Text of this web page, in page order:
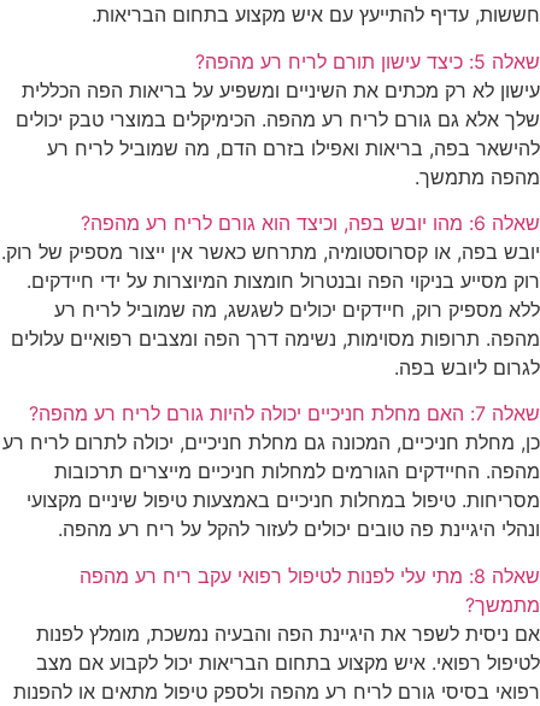
חששות, עדיף להתייעץ עם איש מקצוע בתחום הבריאות.
שאלה 5: כיצד עישון תורם לריח רע מהפה?
עישון לא רק מכתים את השיניים ומשפיע על בריאות הפה הכללית
שלך אלא גם גורם לריח רע מהפה. הכימיקלים במוצרי טבק יכולים
להישאר בפה, בריאות ואפילו בזרם הדם, מה שמוביל לריח רע
מהפה מתמשך.
שאלה 6: מהו יובש בפה, וכיצד הוא גורם לריח רע מהפה?
יובש בפה, או קסרוסטומיה, מתרחש כאשר אין ייצור מספיק של רוק.
רוק מסייע בניקוי הפה ובנטרול חומצות המיוצרות על ידי חיידקים.
ללא מספיק רוק, חיידקים יכולים לשגשג, מה שמוביל לריח רע
מהפה. תרופות מסוימות, נשימה דרך הפה ומצבים רפואיים עלולים
לגרום ליובש בפה.
שאלה 7: האם מחלת חניכיים יכולה להיות גורם לריח רע מהפה?
כן, מחלת חניכיים, המכונה גם מחלת חניכיים, יכולה לתרום לריח רע
מהפה. החיידקים הגורמים למחלות חניכיים מייצרים תרכובות
מסריחות. טיפול במחלות חניכיים באמצעות טיפול שיניים מקצועי
ונהלי היגיינת פה טובים יכולים לעזור להקל על ריח רע מהפה.
שאלה 8: מתי עלי לפנות לטיפול רפואי עקב ריח רע מהפה
מתמשך?
אם ניסית לשפר את היגיינת הפה והבעיה נמשכת, מומלץ לפנות
לטיפול רפואי. איש מקצוע בתחום הבריאות יכול לקבוע אם מצב
רפואי בסיסי גורם לריח רע מהפה ולספק טיפול מתאים או להפנות